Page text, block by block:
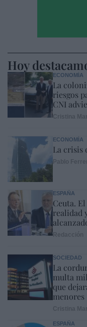
Hoy
ECONOMÍA
La
riesgos
CNI
ECONOMÍA
La crisis
ESPAÑA
Ceuta.
realidad
SOCIEDAD
La
multa
que
menores
ESPAÑA